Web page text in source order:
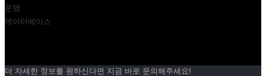
운영
데이터베이스
더 자세한 정보를 원하신다면 지금 바로 문의해주세요!